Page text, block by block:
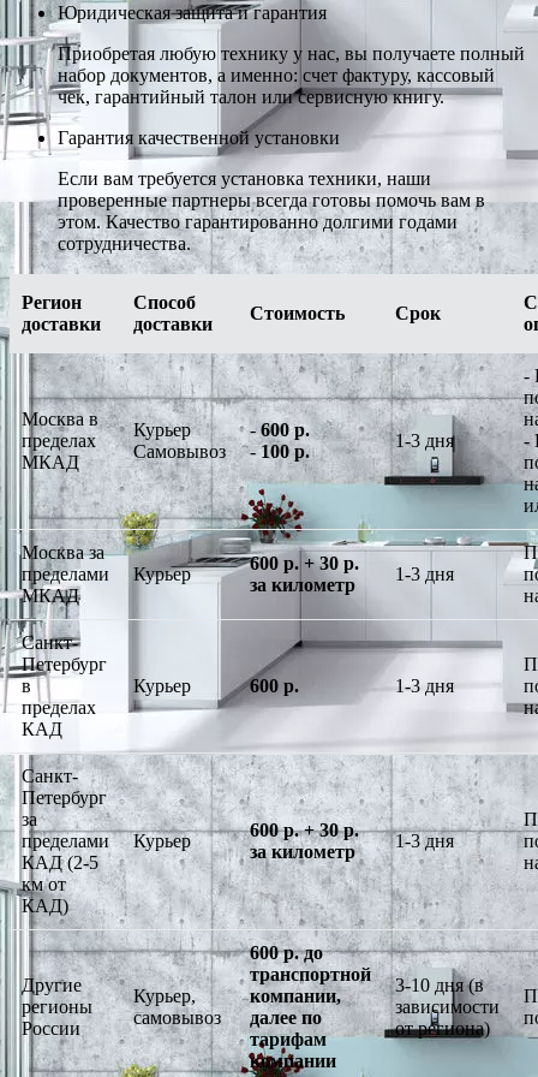
Юридическая защита и гарантия
Приобретая любую технику у нас, вы получаете полный
набор документов, а именно: счет фактуру, кассовый
чек, гарантийный талон или сервисную книгу.
Гарантия качественной установки
Если вам требуется установка техники, наши
проверенные партнеры всегда готовы помочь вам в
этом. Качество гарантированно долгими годами
сотрудничества.
Регион
доставки
Способ
доставки
Стоимость Срок
Москва в
пределах
МКАД
Курьер
Самовывоз
-600 р.
-100 р.
1-3 дня
-
-
Москва за
пределами
МКАД
Курьер
600 р. + 30 р.
за километр
1-3 дня
Санкт-
Петербург
в
пределах
КАД
Курьер 600 р. 1-3 дня
Санкт-
Петербург
за
пределами
КАД (2-5
км от
КАД)
Курьер
600 р. + 30 р.
за километр
1-3 дня
Другие
регионы
России
Курьер,
самовывоз
600 р. до
транспортной
компании,
далее по
тарифам
компании
3-10 дня (в
зависимости
от региона)